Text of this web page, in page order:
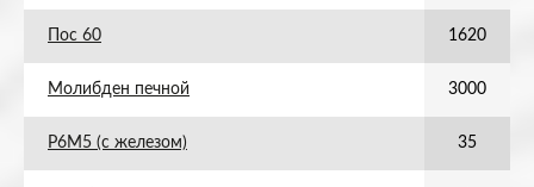
Пос 60 1620
Молибден печной 3000
Р6М5 (с железом) 35